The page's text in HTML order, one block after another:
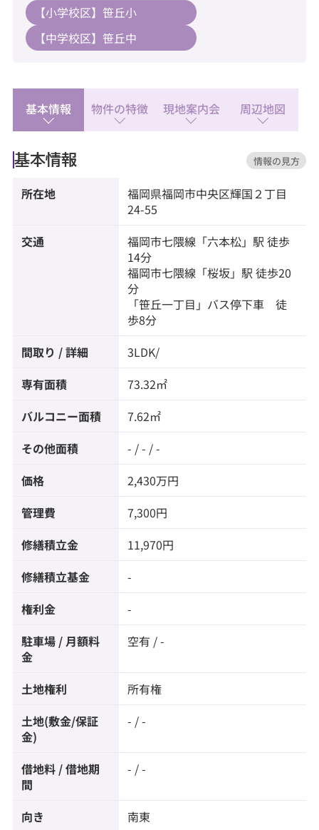
【教育】
◆笹丘小学校：徒歩11分
【暮らし】
◆サニー梅光園店：徒歩9分
◆AEON STYLE(イオンスタイル) 笹丘店：徒歩14分
【小学校区】笹丘小
【中学校区】笹丘中
基本情報 物件の特徴 現地案内会 周辺地図
基本情報 情報の見方
所在地 福岡県福岡市中央区輝国 ２丁目
24-55
交通 福岡市七隈線 「六本松」駅 徒歩
14分
福岡市七隈線 「桜坂」駅 徒歩20
分
「笹丘一丁目」バス停下車 徒
歩8分
間取り / 詳細 3LDK/
専有面積 73.32㎡
バルコニー面積 7.62㎡
その他面積 - / - / -
価格 2,430万円
管理費 7,300円
修繕積立金 11,970円
修繕積立基金 -
権利金 -
駐車場 / 月額料
金
空有 / -
土地権利 所有権
土地(敷金/保証
金)
- / -
借地料 / 借地期
間
- / -
向き 南東